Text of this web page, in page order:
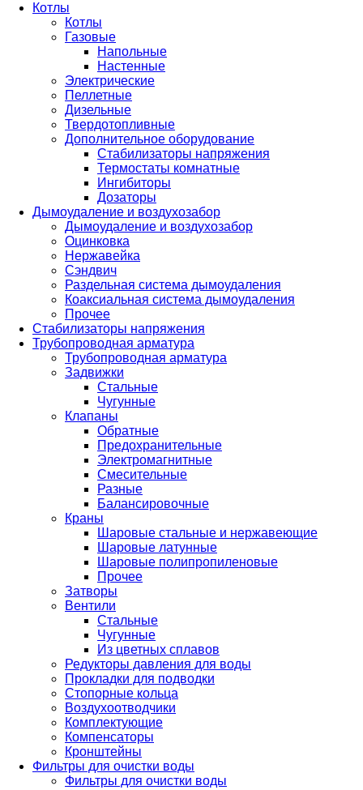
Котлы
Котлы
Газовые
Напольные
Настенные
Электрические
Пеллетные
Дизельные
Твердотопливные
Дополнительное оборудование
Стабилизаторы напряжения
Термостаты комнатные
Ингибиторы
Дозаторы
Дымоудаление и воздухозабор
Дымоудаление и воздухозабор
Оцинковка
Нержавейка
Сэндвич
Раздельная система дымоудаления
Коаксиальная система дымоудаления
Прочее
Стабилизаторы напряжения
Трубопроводная арматура
Трубопроводная арматура
Задвижки
Стальные
Чугунные
Клапаны
Обратные
Предохранительные
Электромагнитные
Смесительные
Разные
Балансировочные
Краны
Шаровые стальные и нержавеющие
Шаровые латунные
Шаровые полипропиленовые
Прочее
Затворы
Вентили
Стальные
Чугунные
Из цветных сплавов
Редукторы давления для воды
Прокладки для подводки
Стопорные кольца
Воздухоотводчики
Комплектующие
Компенсаторы
Кронштейны
Фильтры для очистки воды
Фильтры для очистки воды